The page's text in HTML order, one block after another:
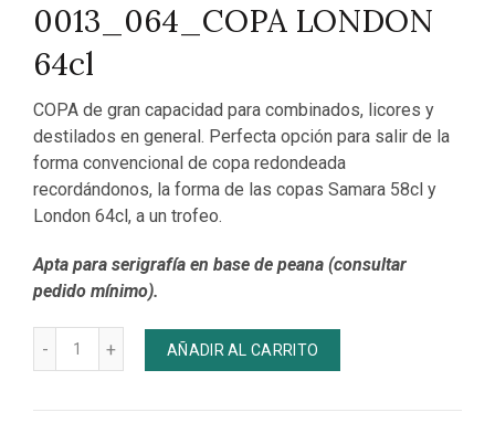
0013_064_COPA LONDON
64cl
COPA de gran capacidad para combinados, licores y
destilados en general. Perfecta opción para salir de la
forma convencional de copa redondeada
recordándonos, la forma de las copas Samara 58cl y
London 64cl, a un trofeo.
Apta para serigrafía en base de peana (consultar
pedido mínimo).
AÑADIR AL CARRITO